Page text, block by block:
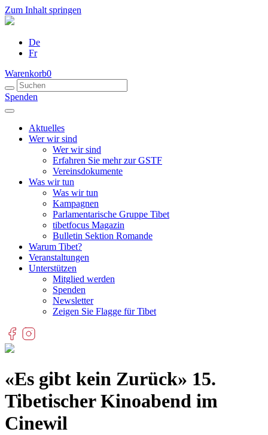
Zum Inhalt springen
De
Fr
Warenkorb0
Spenden
Aktuelles
Wer wir sind
Wer wir sind
Erfahren Sie mehr zur GSTF
Vereinsdokumente
Was wir tun
Was wir tun
Kampagnen
Parlamentarische Gruppe Tibet
tibetfocus Magazin
Bulletin Sektion Romande
Warum Tibet?
Veranstaltungen
Unterstützen
Mitglied werden
Spenden
Newsletter
Zeigen Sie Flagge für Tibet
«Es gibt kein Zurück» 15.
Tibetischer Kinoabend im
Cinewil